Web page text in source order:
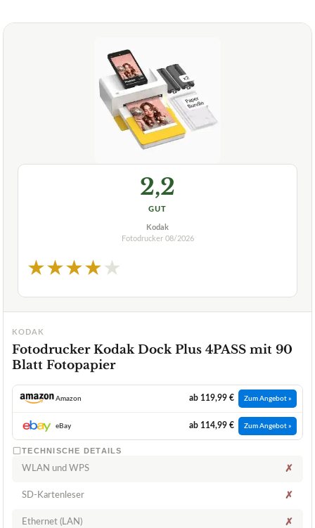
2,2
GUT
Kodak
Fotodrucker 08/2026
★★★★★
KODAK
Fotodrucker Kodak Dock Plus 4PASS mit 90
Blatt Fotopapier
Amazon ab 119,99 € Zum Angebot »
eBay ab 114,99 € Zum Angebot »
TECHNISCHE DETAILS
WLAN und WPS ✗
SD-Kartenleser ✗
Ethernet (LAN) ✗